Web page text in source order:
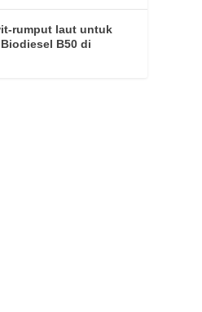
rumput laut untuk
B50 di